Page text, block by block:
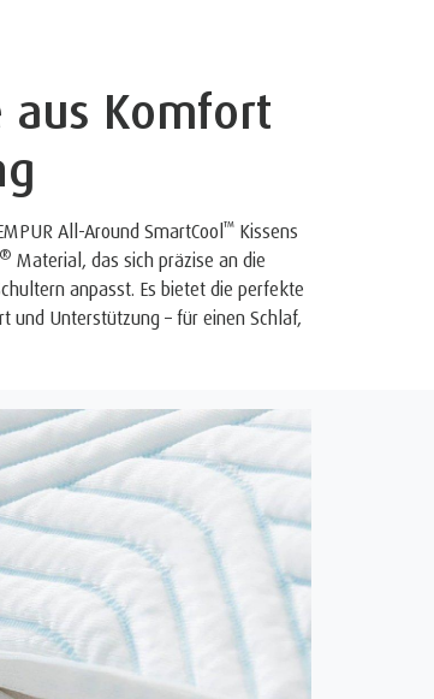
aus Komfort
All-Around SmartCool™ Kissens
® Material, das sich präzise an die
anpasst. Es bietet die perfekte
und Unterstützung – für einen Schlaf,